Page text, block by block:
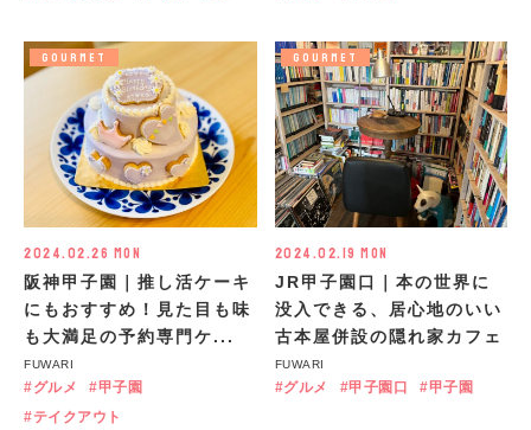
GOURMET
2024.02.26 Mon
阪神甲子園｜推し活ケーキ
にもおすすめ！見た目も味
も大満足の予約専門ケ...
FUWARI
グルメ
甲子園
テイクアウト
GOURMET
2024.02.19 Mon
JR甲子園口｜本の世界に
没入できる、居心地のいい
古本屋併設の隠れ家カフェ
FUWARI
グルメ 甲子園口 甲子園